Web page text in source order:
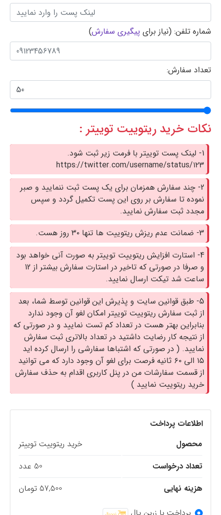
شماره تلفن: (نیاز برای پیگیری سفارش)
تعداد سفارش:
نکات خرید ریتوییت توییتر :
1- لینک پست توییتر با فرمت زیر ثبت شود.
https://twitter.com/username/status/۱۲۳
2- چند سفارش همزمان برای یک پست ثبت ننمایید و صبر
نموده تا سفارش بر روی این پست تکمیل گردد و سپس
مجدد ثبت سفارش نمایید.
3- ضمانت عدم ریزش ریتوییت ها تنها ۳۰ روز هست.
4- استارت افزایش ریتوییت توییتر به صورت آنی خواهد بود
و صرفا در صورتی که تاخیر در استارت سفارش بیشتر از 12
ساعت شد تیکت ارسال نمایید.
5- طبق قوانین سایت و پذیرش این قوانین توسط شما، بعد
از ثبت سفارش ریتوییت توییتر امکان لغو آن وجود ندارد
بنابراین بهتر هست در تعداد کم تست نمایید و در صورتی که
از نتیجه کار رضایت داشتید در تعداد بالاتری ثبت سفارش
نمایید. ( در صورتی که اشتباها سفارشی را ارسال کرده اید
۱۵ الی ۶۰ ثانیه فرصت برای لغو آن وجود دارد که می توانید
از قسمت سفارشات من در پنل کاربری اقدام به حذف سفارش
خرید ریتوییت نمایید )
اطلاعات پرداخت
محصول
خرید ریتوییت توییتر
تعداد درخواست
50 عدد
هزینه نهایی
57,500 تومان